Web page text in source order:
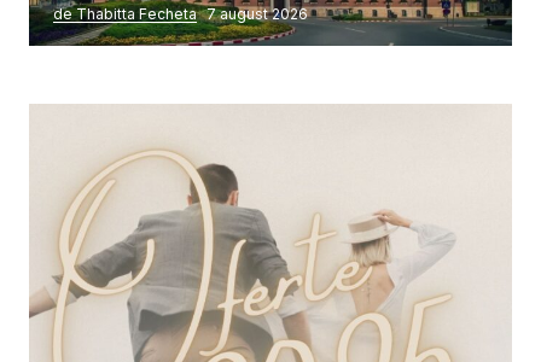
de Thabitta Fecheta 7 august 2026